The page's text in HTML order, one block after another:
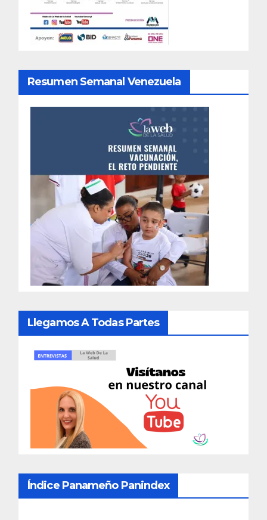
Resumen Semanal Venezuela
Llegamos A Todas Partes
Índice Panameño Panindex